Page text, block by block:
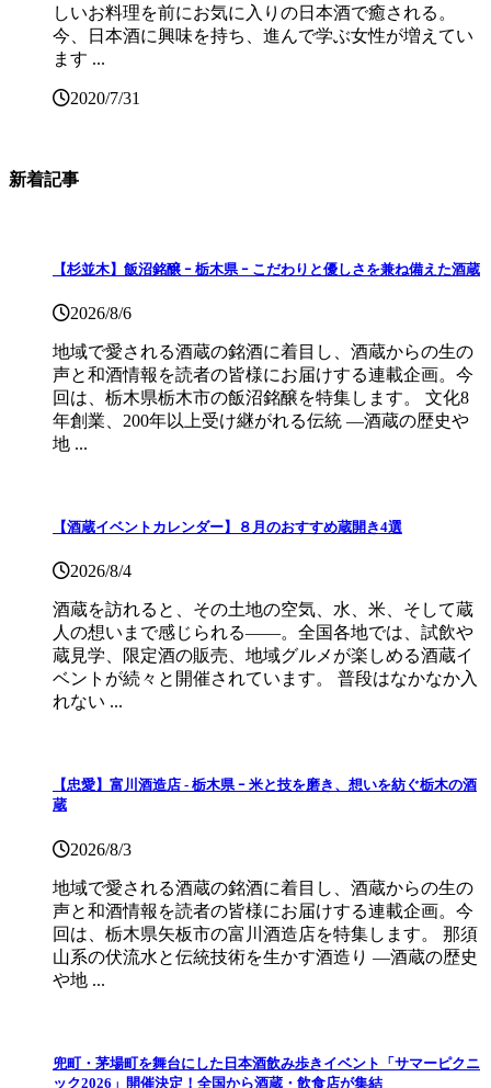
しいお料理を前にお気に入りの日本酒で癒される。
今、日本酒に興味を持ち、進んで学ぶ女性が増えてい
ます ...
2020/7/31
新着記事
【杉並木】飯沼銘醸 ｰ 栃木県 ｰ こだわりと優しさを兼ね備えた酒蔵
2026/8/6
地域で愛される酒蔵の銘酒に着目し、酒蔵からの生の
声と和酒情報を読者の皆様にお届けする連載企画。今
回は、栃木県栃木市の飯沼銘醸を特集します。 文化8
年創業、200年以上受け継がれる伝統 ―酒蔵の歴史や
地 ...
【酒蔵イベントカレンダー】８月のおすすめ蔵開き4選
2026/8/4
酒蔵を訪れると、その土地の空気、水、米、そして蔵
人の想いまで感じられる——。全国各地では、試飲や
蔵見学、限定酒の販売、地域グルメが楽しめる酒蔵イ
ベントが続々と開催されています。 普段はなかなか入
れない ...
【忠愛】富川酒造店 ‐ 栃木県 ｰ 米と技を磨き、想いを紡ぐ栃木の酒
蔵
2026/8/3
地域で愛される酒蔵の銘酒に着目し、酒蔵からの生の
声と和酒情報を読者の皆様にお届けする連載企画。今
回は、栃木県矢板市の富川酒造店を特集します。 那須
山系の伏流水と伝統技術を生かす酒造り ―酒蔵の歴史
や地 ...
兜町・茅場町を舞台にした日本酒飲み歩きイベント「サマーピクニ
ック2026」開催決定！全国から酒蔵・飲食店が集結